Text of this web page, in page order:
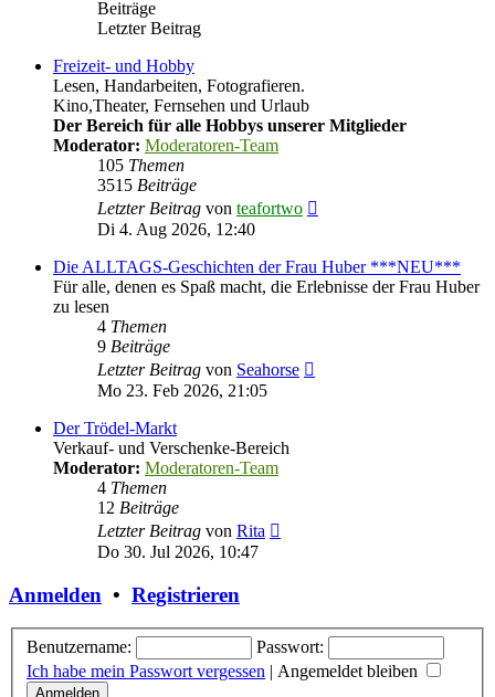
Beiträge
Letzter Beitrag
Freizeit- und Hobby
Lesen, Handarbeiten, Fotografieren.
Kino,Theater, Fernsehen und Urlaub
Der Bereich für alle Hobbys unserer Mitglieder
Moderator: Moderatoren-Team
105 Themen
3515 Beiträge
Letzter Beitrag von teafortwo
Di 4. Aug 2026, 12:40
Die ALLTAGS-Geschichten der Frau Huber ***NEU***
Für alle, denen es Spaß macht, die Erlebnisse der Frau Huber
zu lesen
4 Themen
9 Beiträge
Letzter Beitrag von Seahorse
Mo 23. Feb 2026, 21:05
Der Trödel-Markt
Verkauf- und Verschenke-Bereich
Moderator: Moderatoren-Team
4 Themen
12 Beiträge
Letzter Beitrag von Rita
Do 30. Jul 2026, 10:47
Anmelden • Registrieren
Benutzername:
Passwort:
Ich habe mein Passwort vergessen | Angemeldet bleiben